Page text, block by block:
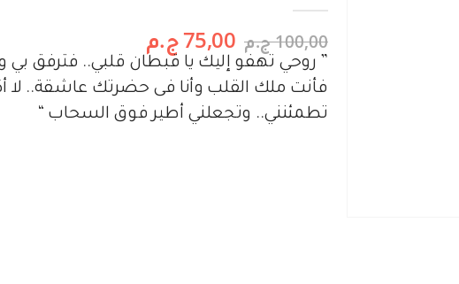
100,00ج.م 75,00 ج.م
” روحي تهفو إليك يا قبطان قلبي.. فترفق
فأنت ملك القلب وأنا فى حضرتك عاشقة..
تطمئنني.. وتجعلني أطير فوق السحاب “